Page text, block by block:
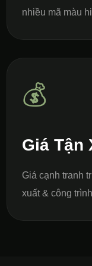
nhiều mã màu
💰
Giá Tận
Giá cạnh tranh
xuất & công